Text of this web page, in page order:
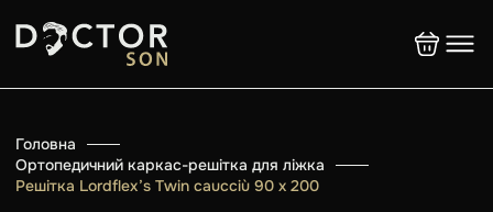
Головна
Ортопедичний каркас-решітка для ліжка
Решітка Lordflex’s Twin caucciù 90 x 200